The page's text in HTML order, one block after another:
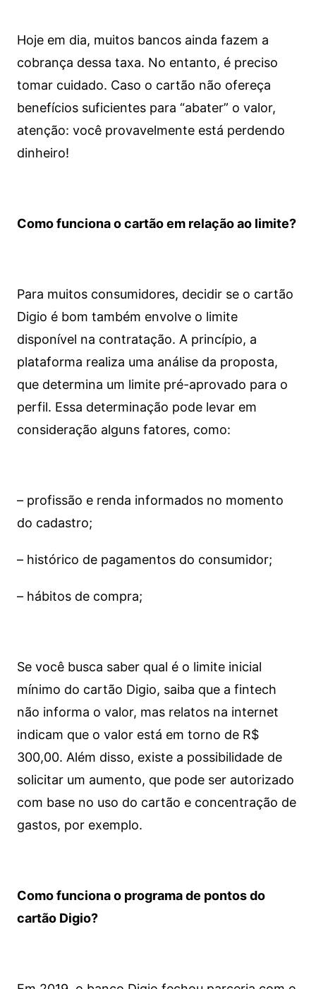
Hoje em dia, muitos bancos ainda fazem a
cobrança dessa taxa. No entanto, é preciso
tomar cuidado. Caso o cartão não ofereça
benefícios suficientes para “abater” o valor,
atenção: você provavelmente está perdendo
dinheiro!
Como funciona o cartão em relação ao limite?
Para muitos consumidores, decidir se o cartão
Digio é bom também envolve o limite
disponível na contratação. A princípio, a
plataforma realiza uma análise da proposta,
que determina um limite pré-aprovado para o
perfil. Essa determinação pode levar em
consideração alguns fatores, como:
– profissão e renda informados no momento
do cadastro;
– histórico de pagamentos do consumidor;
– hábitos de compra;
Se você busca saber qual é o limite inicial
mínimo do cartão Digio, saiba que a fintech
não informa o valor, mas relatos na internet
indicam que o valor está em torno de R$
300,00. Além disso, existe a possibilidade de
solicitar um aumento, que pode ser autorizado
com base no uso do cartão e concentração de
gastos, por exemplo.
Como funciona o programa de pontos do
cartão Digio?